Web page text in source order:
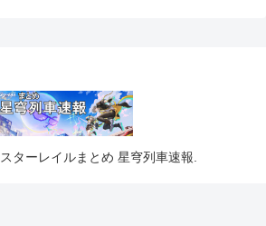
ターレイルまとめ 星穹列車速報.